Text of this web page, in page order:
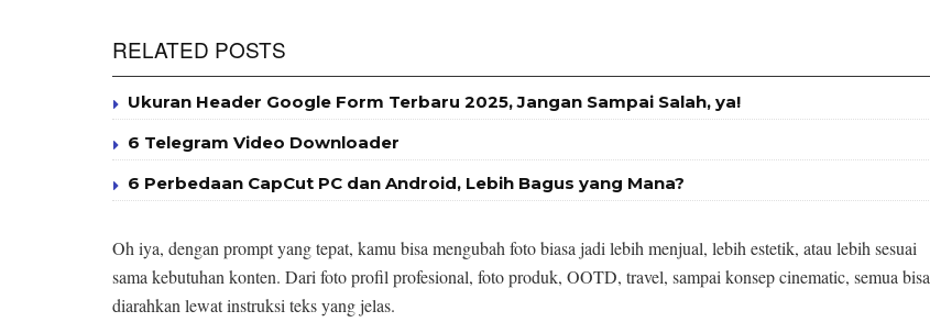
RELATED POSTS
Ukuran Header Google Form Terbaru 2025, Jangan Sampai Salah, ya!
6 Telegram Video Downloader
6 Perbedaan CapCut PC dan Android, Lebih Bagus yang Mana?
Oh iya, dengan prompt yang tepat, kamu bisa mengubah foto biasa jadi lebih menjual, lebih estetik, atau lebih sesuai
sama kebutuhan konten. Dari foto profil profesional, foto produk, OOTD, travel, sampai konsep cinematic, semua bisa
diarahkan lewat instruksi teks yang jelas.